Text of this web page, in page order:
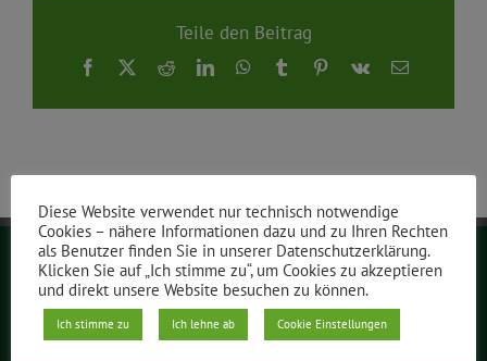
Teile den Beitrag
Facebook
X RedditLinkedInWhatsApp
TumblrPinterest
Vk
E-
Grüne Berlin
Diese Website verwendet nur technisch notwendige
Cookies – nähere Informationen dazu und zu Ihren Rechten
als Benutzer finden Sie in unserer Datenschutzerklärung.
Klicken Sie auf „Ich stimme zu“, um Cookies zu akzeptieren
und direkt unsere Website besuchen zu können.
Ich stimme zu Ich lehne ab Cookie Einstellungen